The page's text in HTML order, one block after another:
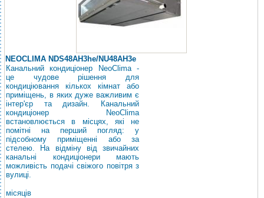
NEOCLIMA NDS48AH3he/NU48AH3e
Канальний кондиціонер NeoClima -
це чудове рішення для
кондиціювання кількох кімнат або
приміщень, в яких дуже важливим є
інтер'єр та дизайн. Канальний
кондиціонер NeoClima
встановлюється в місцях, які не
помітні на перший погляд: у
підсобному приміщенні або за
стелею. На відміну від звичайних
канальні кондиціонери мають
можливість подачі свіжого повітря з
вулиці.
місяців